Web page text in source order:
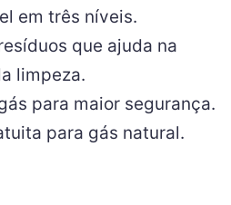
em três níveis.
que ajuda na
limpeza.
para maior segurança.
para gás natural.